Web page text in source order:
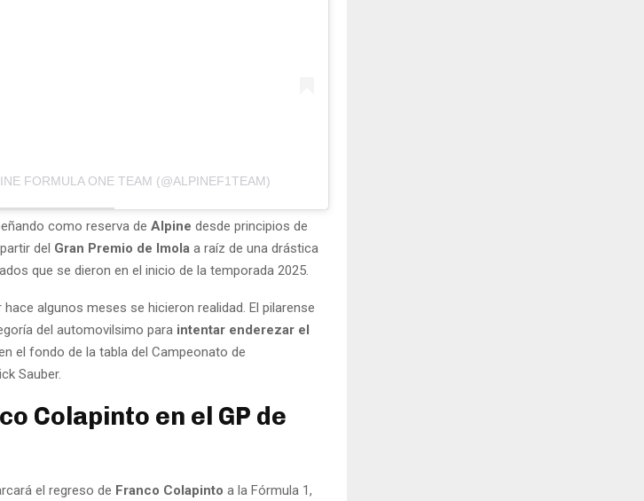
FORMULA ONE TEAM (@ALPINEF1TEAM)
como reserva de Alpine desde principios de
del Gran Premio de Imola a raíz de una drástica
que se dieron en el inicio de la temporada 2025.
algunos meses se hicieron realidad. El pilarense
del automovilsimo para intentar enderezar el
el fondo de la tabla del Campeonato de
Sauber.
Colapinto en el GP de
el regreso de Franco Colapinto a la Fórmula 1,